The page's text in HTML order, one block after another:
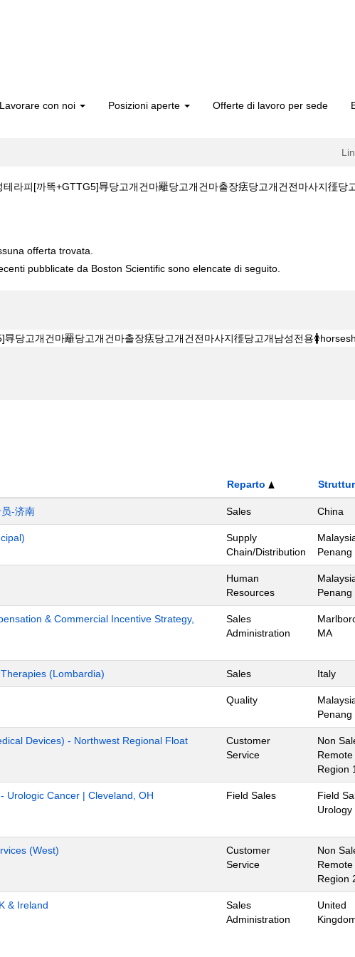
Lavorare con noi Posizioni aperte Offerte di lavoro per sede
테라피[까똑+GTTG5]㝵당고개건마䍦당고개건마출장㾀당고개건전마사지徰
offerta trovata.
pubblicate da Boston Scientific sono elencate di seguito.
Reparto
-济南 Sales China
Supply
Chain/Distribution
Penang
Human
Resources
Penang
& Commercial Incentive Strategy,
Sales
Administration
MA
(Lombardia) Sales Italy
Quality
Penang
Devices) - Northwest Regional Float
Customer
Service
Non
Remote
Region 1
Urologic Cancer | Cleveland, OH Field Sales
Field
Urology
(West)
Customer
Service
Non
Remote
Region
& Ireland
Sales
Administration
United